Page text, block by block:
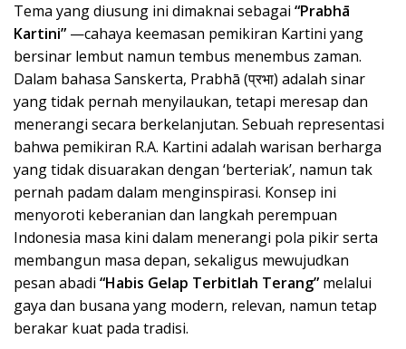
Tema yang diusung ini dimaknai sebagai “Prabhā
Kartini” —cahaya keemasan pemikiran Kartini yang
bersinar lembut namun tembus menembus zaman.
Dalam bahasa Sanskerta, Prabhā (प्रभा) adalah sinar
yang tidak pernah menyilaukan, tetapi meresap dan
menerangi secara berkelanjutan. Sebuah representasi
bahwa pemikiran R.A. Kartini adalah warisan berharga
yang tidak disuarakan dengan ‘berteriak’, namun tak
pernah padam dalam menginspirasi. Konsep ini
menyoroti keberanian dan langkah perempuan
Indonesia masa kini dalam menerangi pola pikir serta
membangun masa depan, sekaligus mewujudkan
pesan abadi “Habis Gelap Terbitlah Terang” melalui
gaya dan busana yang modern, relevan, namun tetap
berakar kuat pada tradisi.